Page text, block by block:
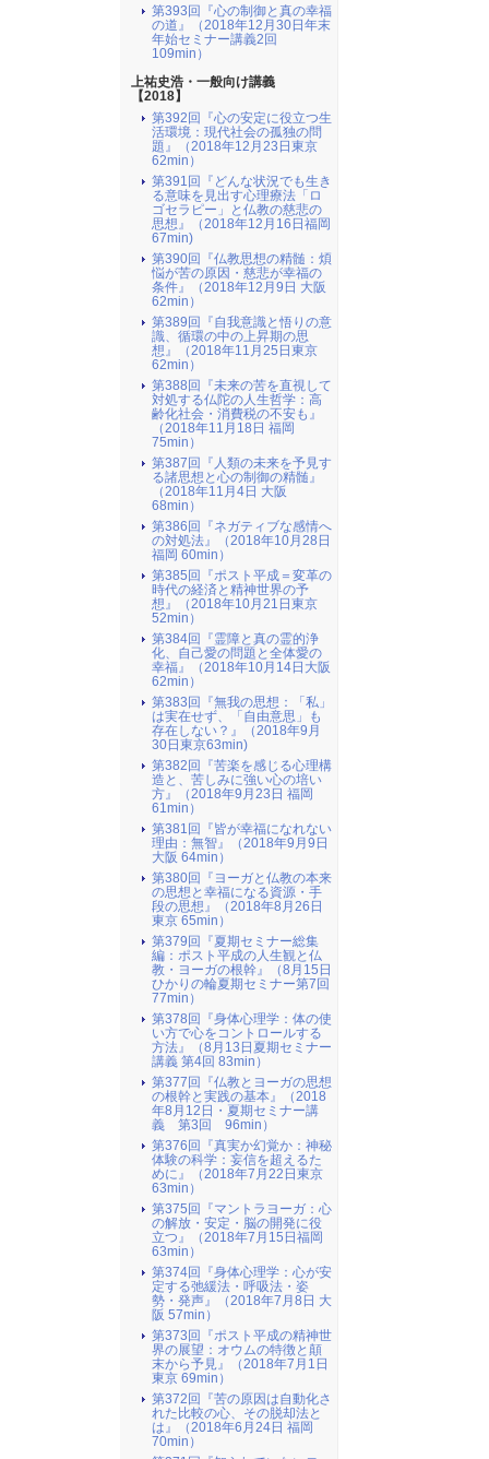
第393回『心の制御と真の幸福
の道』（2018年12月30日年末
年始セミナー講義2回
109min）
上祐史浩・一般向け講義
【2018】
第392回『心の安定に役立つ生
活環境：現代社会の孤独の問
題』（2018年12月23日東京
62min）
第391回『どんな状況でも生き
る意味を見出す心理療法「ロ
ゴセラピー」と仏教の慈悲の
思想』（2018年12月16日福岡
67min)
第390回『仏教思想の精髄：煩
悩が苦の原因・慈悲が幸福の
条件』（2018年12月9日 大阪
62min）
第389回『自我意識と悟りの意
識、循環の中の上昇期の思
想』（2018年11月25日東京
62min）
第388回『未来の苦を直視して
対処する仏陀の人生哲学：高
齢化社会・消費税の不安も』
（2018年11月18日 福岡
75min）
第387回『人類の未来を予見す
る諸思想と心の制御の精髄』
（2018年11月4日 大阪
68min）
第386回『ネガティブな感情へ
の対処法』（2018年10月28日
福岡 60min）
第385回『ポスト平成＝変革の
時代の経済と精神世界の予
想』（2018年10月21日東京
52min）
第384回『霊障と真の霊的浄
化、自己愛の問題と全体愛の
幸福』（2018年10月14日大阪
62min）
第383回『無我の思想：「私」
は実在せず、「自由意思」も
存在しない？』（2018年9月
30日東京63min)
第382回『苦楽を感じる心理構
造と、苦しみに強い心の培い
方』（2018年9月23日 福岡
61min）
第381回『皆が幸福になれない
理由：無智』（2018年9月9日
大阪 64min）
第380回『ヨーガと仏教の本来
の思想と幸福になる資源・手
段の思想』（2018年8月26日
東京 65min）
第379回『夏期セミナー総集
編：ポスト平成の人生観と仏
教・ヨーガの根幹』（8月15日
ひかりの輪夏期セミナー第7回
77min）
第378回『身体心理学：体の使
い方で心をコントロールする
方法』（8月13日夏期セミナー
講義 第4回 83min）
第377回『仏教とヨーガの思想
の根幹と実践の基本』（2018
年8月12日・夏期セミナー講
義 第3回 96min）
第376回『真実か幻覚か：神秘
体験の科学：妄信を超えるた
めに』（2018年7月22日東京
63min）
第375回『マントラヨーガ：心
の解放・安定・脳の開発に役
立つ』（2018年7月15日福岡
63min）
第374回『身体心理学：心が安
定する弛緩法・呼吸法・姿
勢・発声』（2018年7月8日 大
阪 57min）
第373回『ポスト平成の精神世
界の展望：オウムの特徴と顛
末から予見』（2018年7月1日
東京 69min）
第372回『苦の原因は自動化さ
れた比較の心、その脱却法と
は』（2018年6月24日 福岡
70min）